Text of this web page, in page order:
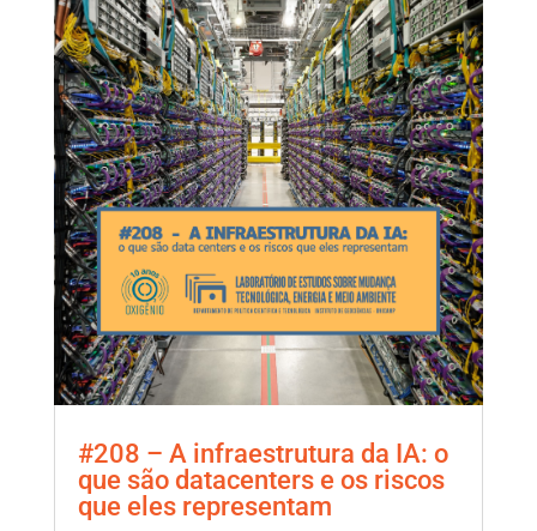
#208 – A infraestrutura da IA: o
que são datacenters e os riscos
que eles representam